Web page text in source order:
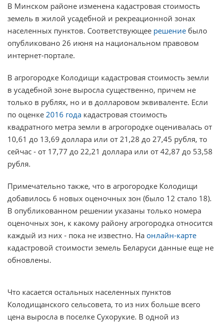
В Минском районе изменена кадастровая стоимость
земель в жилой усадебной и рекреационной зонах
населенных пунктов. Соответствующее решение было
опубликовано 26 июня на национальном правовом
интернет-портале.
В агрогородке Колодищи кадастровая стоимость земли
в усадебной зоне выросла существенно, причем не
только в рублях, но и в долларовом эквиваленте. Если
по оценке 2016 года кадастровая стоимость
квадратного метра земли в агрогородке оценивалась от
10,61 до 13,69 доллара или от 21,28 до 27,45 рубля, то
сейчас - от 17,77 до 22,21 доллара или от 42,87 до 53,58
рубля.
Примечательно также, что в агрогородке Колодищи
добавилось 6 новых оценочных зон (было 12 стало 18).
В опубликованном решении указаны только номера
оценочных зон, к какому району агрогородка относится
каждый из них - пока не известно. На онлайн-карте
кадастровой стоимости земель Беларуси данные еще не
обновлены.
Что касается остальных населенных пунктов
Колодищанского сельсовета, то из них больше всего
цена выросла в поселке Сухорукие. В одной из